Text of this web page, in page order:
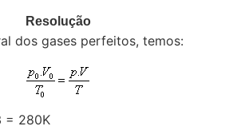
Resolução
dos gases perfeitos, temos:
= 280K